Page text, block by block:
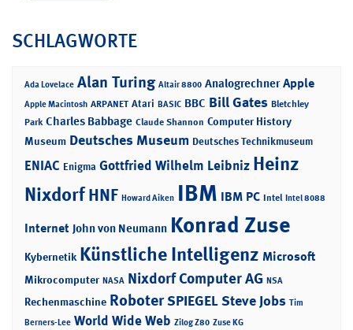
SCHLAGWORTE
Ada Lovelace Alan Turing Altair 8800 Analogrechner Apple
Apple Macintosh ARPANET Atari BASIC BBC Bill Gates Bletchley
Park Charles Babbage Claude Shannon Computer History
Museum Deutsches Museum Deutsches Technikmuseum
ENIAC Enigma Gottfried Wilhelm Leibniz Heinz
NixdorfHNF Howard Aiken IBM IBM PC Intel Intel 8088
Internet John von Neumann Konrad Zuse
Kybernetik Künstliche Intelligenz Microsoft
Mikrocomputer NASA Nixdorf Computer AG NSA
Rechenmaschine RoboterSPIEGELSteve Jobs Tim
Berners-Lee World Wide Web Zilog Z80 Zuse KG